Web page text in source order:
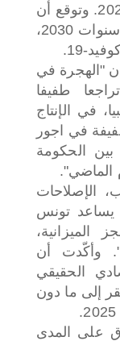
نسبة 3 بالمائة خلال سنتي 2025-2026. وتوقع أن
يستعيد الاقتصاد التونسي، منتصف سنوات 2030،
19.
"الهجرة في
طفيفا
في الإنتاج
في اجور
بين الحكومة
الماضي".
الإصلاحات
يساعد تونس
وأكّدت أن
الحقيقي
إلى ما دون
على المدى